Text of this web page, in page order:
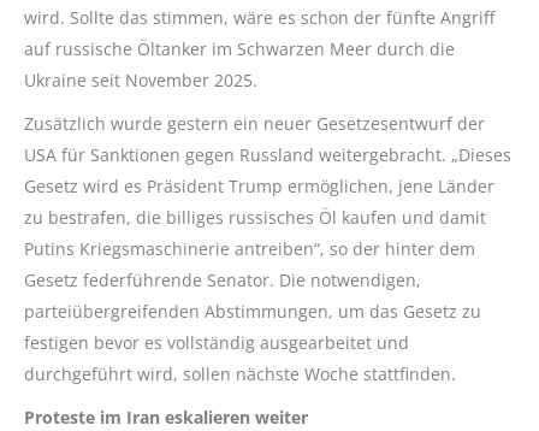
wird. Sollte das stimmen, wäre es schon der fünfte Angriff
auf russische Öltanker im Schwarzen Meer durch die
Ukraine seit November 2025.
Zusätzlich wurde gestern ein neuer Gesetzesentwurf der
USA für Sanktionen gegen Russland weitergebracht. „Dieses
Gesetz wird es Präsident Trump ermöglichen, jene Länder
zu bestrafen, die billiges russisches Öl kaufen und damit
Putins Kriegsmaschinerie antreiben“, so der hinter dem
Gesetz federführende Senator. Die notwendigen,
parteiübergreifenden Abstimmungen, um das Gesetz zu
festigen bevor es vollständig ausgearbeitet und
durchgeführt wird, sollen nächste Woche stattfinden.
Proteste im Iran eskalieren weiter